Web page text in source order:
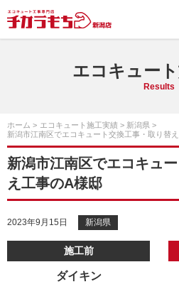
エコキュー
Results
ホーム エコキュート施工実績
新潟県
新潟市江南区でエコキュート交換工事・取り替
新潟市江南区でエコキュ
え工事のA様邸
2023年9月15日 新潟県
施工前
ダイキン